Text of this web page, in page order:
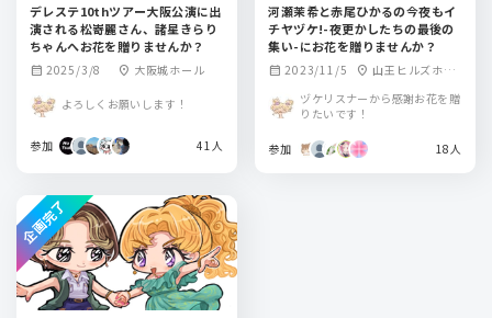
デレステ10thツアー大阪公演に出
演される松嵜麗さん、諸星きらり
ちゃんへお花を贈りませんか？
calendar_month 2025/3/8 location_on 大阪城ホール
よろしくお願いします！
参加 41人
河瀬茉希と赤尾ひかるの今夜もイ
チヤヅケ!-夜更かしたちの最後の
集い-にお花を贈りませんか？
calendar_month 2023/11/5 location_on
王2丁目12番13号)
ヅケリスナーから感謝お花を贈
りたいです！
参加 18人
企画完了